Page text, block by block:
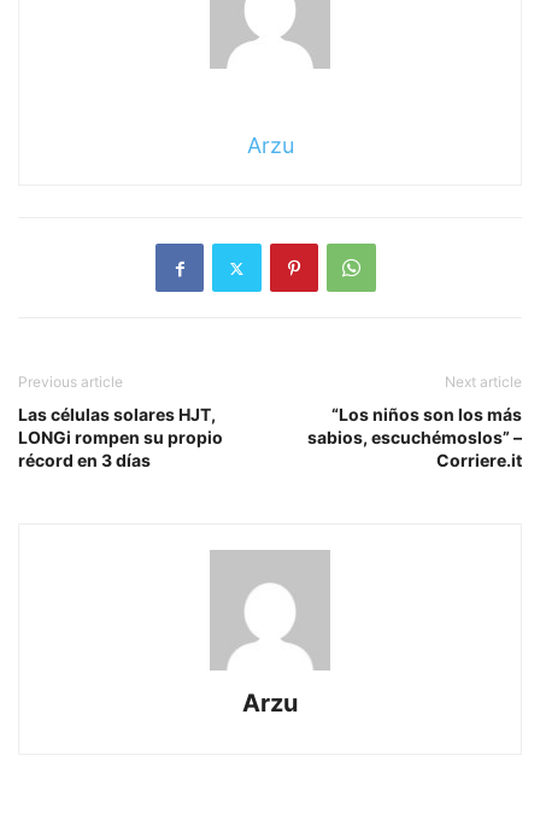
Arzu
Previous article
Las células solares HJT,
LONGi rompen su propio
récord en 3 días
Next article
“Los niños son los más
sabios, escuchémoslos” –
Corriere.it
Arzu